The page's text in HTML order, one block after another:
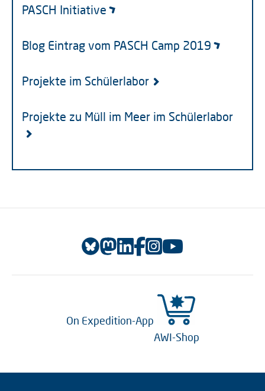
PASCH Initiative
Blog Eintrag vom PASCH Camp 2019
Projekte im Schülerlabor
Projekte zu Müll im Meer im Schülerlabor
On Expedition-App
AWI-Shop